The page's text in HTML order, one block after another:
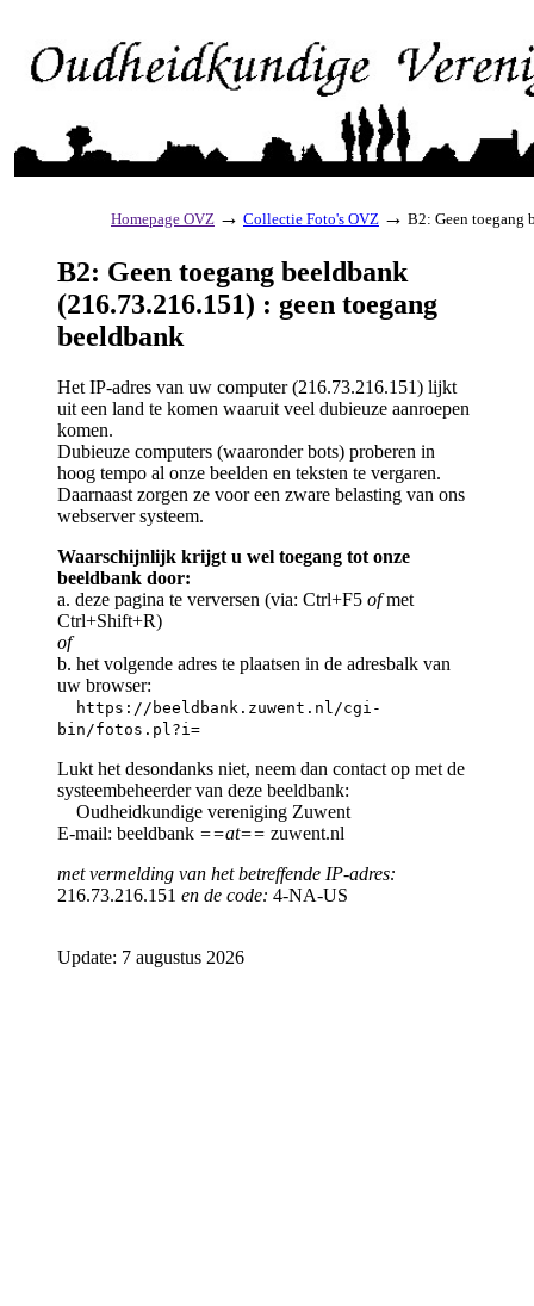
Homepage OVZ → Collectie Foto's OVZ → B2: Geen toegang
B2: Geen toegang beeldbank
(216.73.216.151) : geen toegang
beeldbank
Het IP-adres van uw computer (216.73.216.151) lijkt
uit een land te komen waaruit veel dubieuze aanroepen
komen.
Dubieuze computers (waaronder bots) proberen in
hoog tempo al onze beelden en teksten te vergaren.
Daarnaast zorgen ze voor een zware belasting van ons
webserver systeem.
Waarschijnlijk krijgt u wel toegang tot onze
beeldbank door:
a. deze pagina te verversen (via: Ctrl+F5 ofmet
Ctrl+Shift+R)
of
b. het volgende adres te plaatsen in de adresbalk van
uw browser:
https://beeldbank.zuwent.nl/cgi-
bin/fotos.pl?i=
Lukt het desondanks niet, neem dan contact op met de
systeembeheerder van deze beeldbank:
Oudheidkundige vereniging Zuwent
E-mail: beeldbank ==at== zuwent.nl
met vermelding van het betreffende IP-adres:
216.73.216.151 en de code: 4-NA-US
Update: 7 augustus 2026